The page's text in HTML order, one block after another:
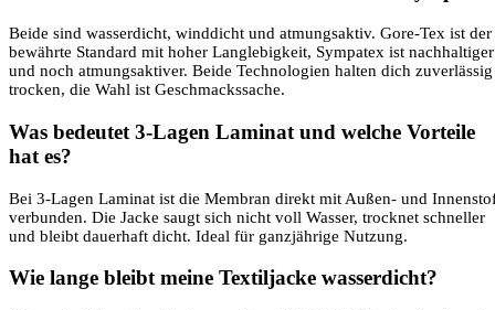
Beide sind wasserdicht, winddicht und atmungsaktiv. Gore-Tex ist der
bewährte Standard mit hoher Langlebigkeit, Sympatex ist nachhaltiger
und noch atmungsaktiver. Beide Technologien halten dich zuverlässig
trocken, die Wahl ist Geschmackssache.
Was bedeutet 3-Lagen Laminat und welche Vorteile
hat es?
Bei 3-Lagen Laminat ist die Membran direkt mit Außen- und
verbunden. Die Jacke saugt sich nicht voll Wasser, trocknet schneller
und bleibt dauerhaft dicht. Ideal für ganzjährige Nutzung.
Wie lange bleibt meine Textiljacke wasserdicht?